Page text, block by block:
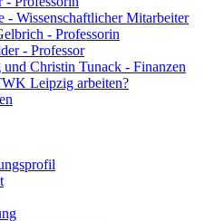
- Wissenschaftlicher Mitarbeiter
- Professorin
- Professor
und Christin Tunack - Finanzen
Leipzig arbeiten?